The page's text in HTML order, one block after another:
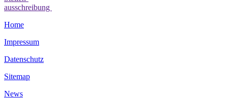
ausschreibung
Home
Impressum
Datenschutz
Sitemap
News